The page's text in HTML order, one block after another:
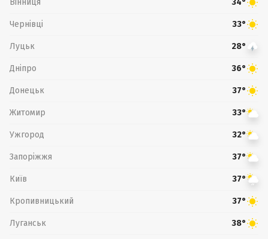
34°
Чернівці 33°
Луцьк 28°
Дніпро 36°
Донецьк 37°
Житомир 33°
Ужгород 32°
Запоріжжя 37°
Київ 37°
Кропивницький 37°
Луганськ 38°